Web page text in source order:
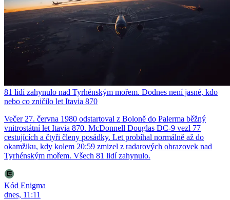
81 lidí zahynulo nad Tyrhénským mořem. Dodnes není jasné, kdo
nebo co zničilo let Itavia 870
Večer 27. června 1980 odstartoval z Boloně do Palerma běžný
vnitrostátní let Itavia 870. McDonnell Douglas DC-9 vezl 77
cestujících a čtyři členy posádky. Let probíhal normálně až do
okamžiku, kdy kolem 20:59 zmizel z radarových obrazovek nad
Tyrhénským mořem. Všech 81 lidí zahynulo.
Kód Enigma
dnes, 11:11